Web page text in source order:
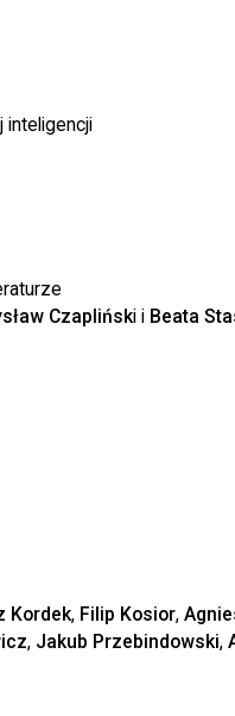
inteligencji
Czapliński i Beata
Kordek, Filip Kosior,
, Jakub Przebindowski,